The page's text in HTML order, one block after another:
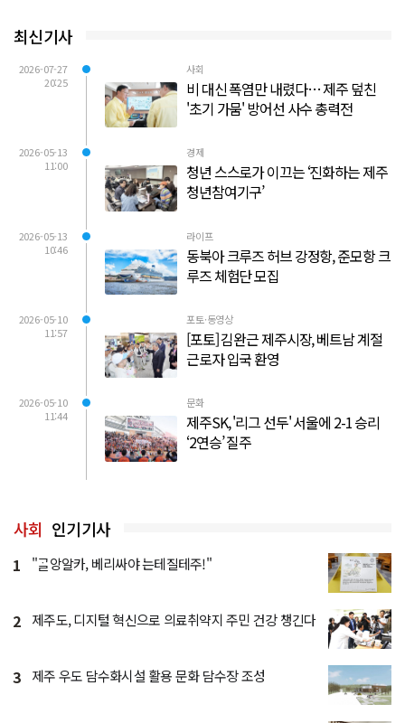
최신기사
2026-07-27
20:25
사회
비 대신 폭염만 내렸다… 제주 덮친
'초기 가뭄' 방어선 사수 총력전
2026-05-13
11:00
경제
청년 스스로가 이끄는 ‘진화하는 제주
청년참여기구’
2026-05-13
10:46
라이프
동북아 크루즈 허브 강정항, 준모항 크
루즈 체험단 모집
2026-05-10
11:57
포토·동영상
[포토] 김완근 제주시장, 베트남 계절
근로자 입국 환영
2026-05-10
11:44
문화
제주SK, '리그 선두' 서울에 2-1 승리
‘2연승’ 질주
사회 인기기사
1 "ᄀᆞᆯ앙알카, 베리싸야 는테질테주!"
2 제주도, 디지털 혁신으로 의료취약지 주민 건강 챙긴다
3 제주 우도 담수화시설 활용 문화 담수장 조성